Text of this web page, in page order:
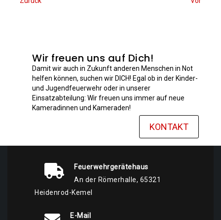
Wir freuen uns auf Dich!
Damit wir auch in Zukunft anderen Menschen in Not
helfen können, suchen wir DICH! Egal ob in der Kinder-
und Jugendfeuerwehr oder in unserer
Einsatzabteilung: Wir freuen uns immer auf neue
Kameradinnen und Kameraden!
KONTAKT
Feuerwehrgerätehaus
An der Römerhalle, 65321
Heidenrod-Kemel
E-Mail